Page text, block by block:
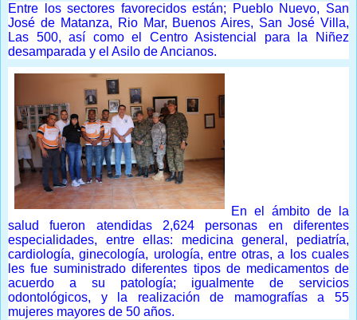
Entre los sectores favorecidos están; Pueblo Nuevo, San
José de Matanza, Rio Mar, Buenos Aires, San José Villa,
Las 500, así como el Centro Asistencial para la Niñez
desamparada y el Asilo de Ancianos.
En el ámbito de la
salud fueron atendidas 2,624 personas en diferentes
especialidades, entre ellas: medicina general, pediatría,
cardiología, ginecología, urología, entre otras, a los cuales
les fue suministrado diferentes tipos de medicamentos de
acuerdo a su patología; igualmente de servicios
odontológicos, y la realización de mamografías a 55
mujeres mayores de 50 años.